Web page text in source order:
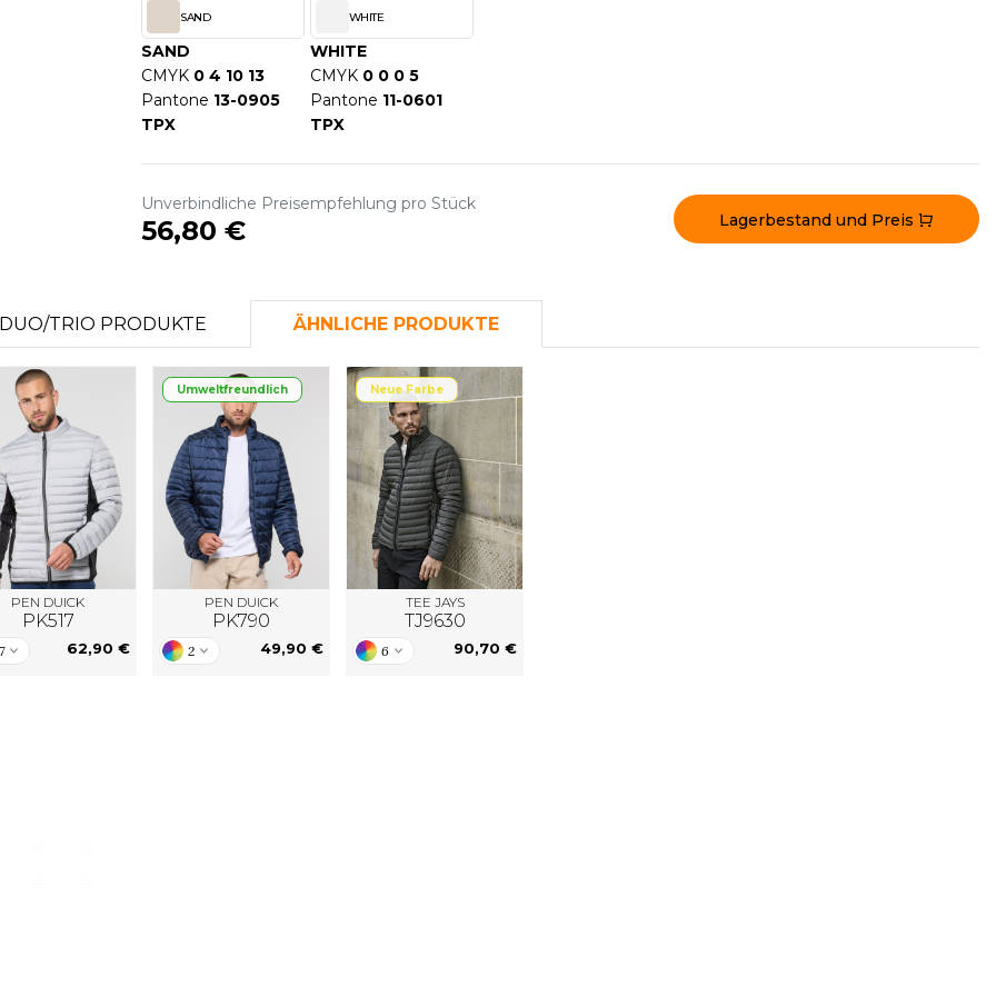
SANS ETIQUETTE
SAND
SAND
CMYK 0 4 10 13
Pantone 13-0905
TPX
WHITE
WHITE
CMYK 0 0 0 5
Pantone 11-0601
TPX
Unverbindliche Preisempfehlung pro Stück
56,80 € Lagerbestand und Preis
DUO/TRIO PRODUKTE ÄHNLICHE PRODUKTE
PEN DUICK
PK517
62,90 €
Umweltfreundlich
PEN DUICK
PK790
2 49,90 €
Neue Farbe
TEE JAYS
TJ9630
6 90,70 €